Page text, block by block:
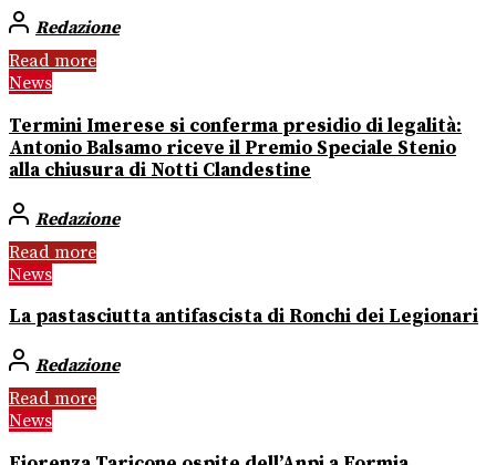
Redazione
Read more
News
Termini Imerese si conferma presidio di legalità:
Antonio Balsamo riceve il Premio Speciale Stenio
alla chiusura di Notti Clandestine
Redazione
Read more
News
La pastasciutta antifascista di Ronchi dei Legionari
Redazione
Read more
News